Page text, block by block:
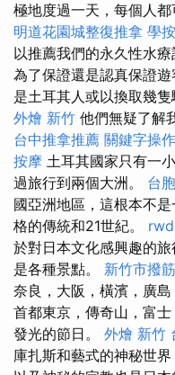
極地度過一天，每個人都
明道花園城整復推拿 學
以推薦我們的永久性水
為了保證還是認真保證
是土耳其人或以換取幾隻
外燴 新竹 他們無疑了解
台中推拿推薦 關鍵字操作
按摩 土耳其國家只有一
過旅行到兩個大洲。 台
國亞洲地區，這根本不
格的傳統和21世紀。 rwd
於對日本文化感興趣的
是各種景點。 新竹市撥筋
奈良，大阪，橫濱，廣
首都東京，傳奇山，富
發光的節日。 外燴 新竹
庫扎斯和藝式的神秘世